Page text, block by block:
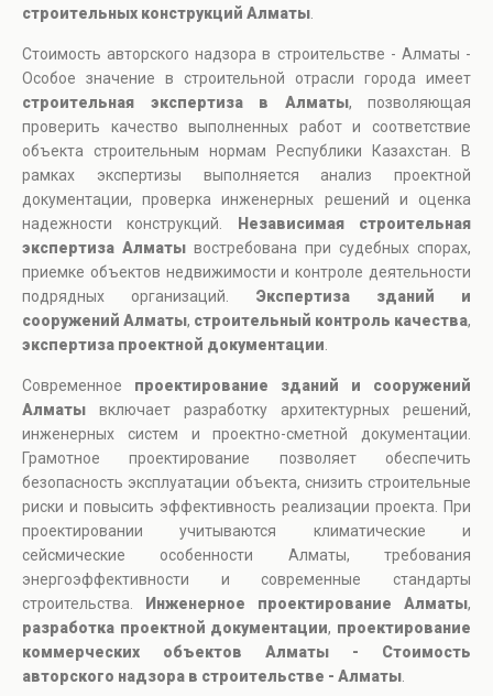
строительных конструкций Алматы
Стоимость авторского надзора в строительстве - Алматы -
Особое значение в строительной отрасли города имеет
строительная экспертиза в Алматы, позволяющая
проверить качество выполненных работ и соответствие
объекта строительным нормам Республики Казахстан. В
рамках экспертизы выполняется анализ проектной
документации, проверка инженерных решений и оценка
надежности конструкций.
Независимая строительная
экспертиза Алматы востребована при судебных спорах,
приемке объектов недвижимости и контроле деятельности
подрядных организаций. Экспертиза зданий и
сооружений Алматы, строительный контроль качества,
экспертиза проектной документации
Современное проектирование зданий и сооружений
Алматы включает разработку архитектурных решений,
инженерных систем и проектно-сметной документации.
Грамотное проектирование позволяет обеспечить
безопасность эксплуатации объекта, снизить строительные
риски и повысить эффективность реализации проекта. При
проектировании учитываются климатические и
сейсмические особенности Алматы, требования
энергоэффективности и современные стандарты
строительства.
Инженерное проектирование Алматы,
разработка проектной документации, проектирование
коммерческих объектов Алматы - Стоимость
авторского надзора в строительстве - Алматы